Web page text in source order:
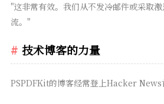
"这非常有效。我们从不发冷邮件或采取
流。"
技术博客的力量
PSPDFKit的博客经常登上Hacker News